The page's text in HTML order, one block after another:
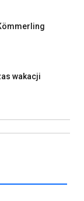
wakacji